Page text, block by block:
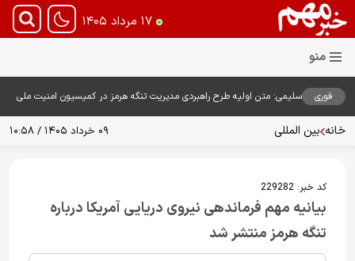
۱۷ مرداد ۱۴۰۵
فوری
سلیمی: متن اولیه طرح راهبردی مدیریت تنگه هرمز در کمیسیون امنیت ملی
خانه بین المللی ۰۹ خرداد ۱۴۰۵ / ۱۰:۵۸
کد خبر: 229282
بیانیه مهم فرماندهی نیروی دریایی آمریکا درباره
تنگه هرمز منتشر شد